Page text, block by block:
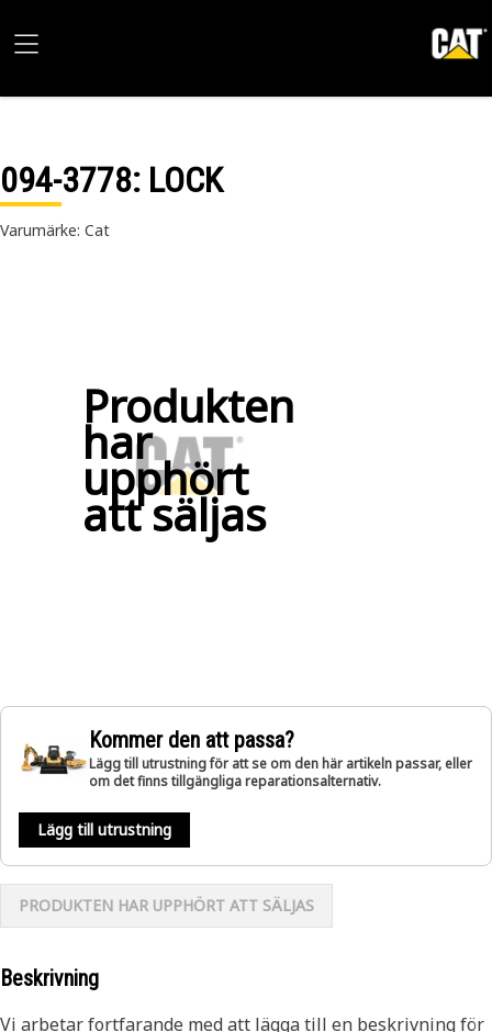
094-3778: LOCK
Varumärke: Cat
Produkten
har
upphört
att säljas
Kommer den att passa?
Lägg till utrustning för att se om den här artikeln passar, eller
om det finns tillgängliga reparationsalternativ.
Lägg till utrustning
PRODUKTEN HAR UPPHÖRT ATT SÄLJAS
Beskrivning
Vi arbetar fortfarande med att lägga till en beskrivning för